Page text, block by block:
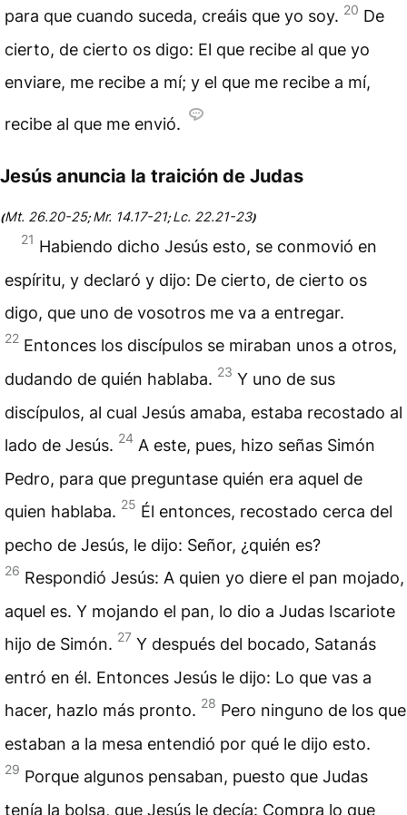
para que cuando suceda, creáis que yo soy. 20 De
cierto, de cierto os digo: El que recibe al que yo
enviare, me recibe a mí; y el que me recibe a mí,
recibe al que me envió.
Jesús anuncia la traición de Judas
(Mt. 26.20-25;Mr. 14.17-21;Lc. 22.21-23)
21 Habiendo dicho Jesús esto, se conmovió en
espíritu, y declaró y dijo: De cierto, de cierto os
digo, que uno de vosotros me va a entregar.
22 Entonces los discípulos se miraban unos a otros,
dudando de quién hablaba. 23 Y uno de sus
discípulos, al cual Jesús amaba, estaba recostado al
lado de Jesús. 24 A este, pues, hizo señas Simón
Pedro, para que preguntase quién era aquel de
quien hablaba. 25 Él entonces, recostado cerca del
pecho de Jesús, le dijo: Señor, ¿quién es?
26 Respondió Jesús: A quien yo diere el pan mojado,
aquel es. Y mojando el pan, lo dio a Judas Iscariote
hijo de Simón. 27 Y después del bocado, Satanás
entró en él. Entonces Jesús le dijo: Lo que vas a
hacer, hazlo más pronto. 28 Pero ninguno de los que
estaban a la mesa entendió por qué le dijo esto.
29 Porque algunos pensaban, puesto que Judas
tenía la bolsa, que Jesús le decía: Compra lo que